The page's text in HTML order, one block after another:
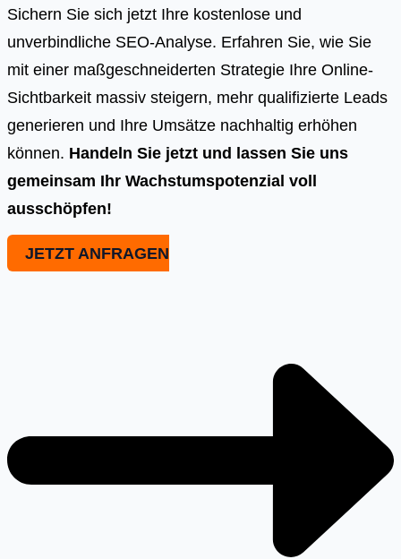
Sichern Sie sich jetzt Ihre kostenlose und
unverbindliche SEO-Analyse. Erfahren Sie, wie Sie
mit einer maßgeschneiderten Strategie Ihre Online-
Sichtbarkeit massiv steigern, mehr qualifizierte Leads
generieren und Ihre Umsätze nachhaltig erhöhen
können. Handeln Sie jetzt und lassen Sie uns
gemeinsam Ihr Wachstumspotenzial voll
ausschöpfen!
JETZT ANFRAGEN